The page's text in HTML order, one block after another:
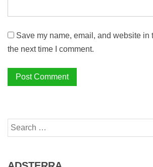
Save my name, email, and website in
the next time I comment.
Search
for: